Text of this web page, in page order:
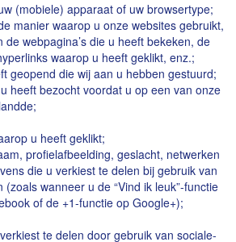
(mobiele) apparaat of uw browsertype;
manier waarop u onze websites gebruikt,
de webpagina’s die u heeft bekeken, de
waarop u heeft geklikt, enz.;
geopend die wij aan u hebben gestuurd;
heeft bezocht voordat u op een van onze
u heeft geklikt;
profielafbeelding, geslacht, netwerken
die u verkiest te delen bij gebruik van
(zoals wanneer u de “Vind ik leuk”-functie
of de +1-functie op Google+);
te delen door gebruik van sociale-